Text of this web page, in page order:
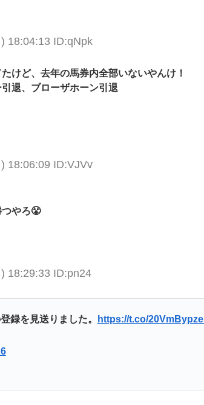
18:04:13 ID:qNpk
けど、去年の馬券内全部いないやんけ！
退、ブローザホーン引退
18:06:09 ID:VJVv
やろ😤
18:29:33 ID:pn24
録を見送りました。 https://t.co/20VmBypzel